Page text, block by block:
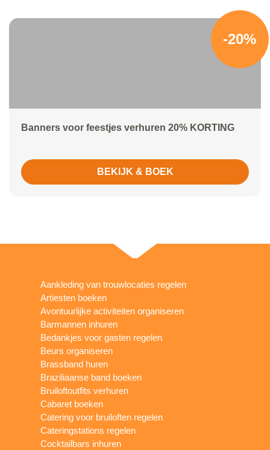
-20%
Banners voor feestjes verhuren 20% KORTING
BEKIJK & BOEK
Aankleding van trouwlocaties regelen
Artiesten boeken
Avontuurlijke activiteiten organiseren
Barmannen inhuren
Bedankjes voor gasten regelen
Beurs organiseren
Brassband huren
Braziliaanse band boeken
Bruiloftoutfits verhuren
Cabaret boeken
Catering voor bruiloften regelen
Cateringstations regelen
Cocktailbars inhuren